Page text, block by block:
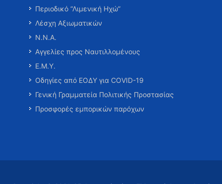
Περιοδικό “Λιμενική Ηχώ”
Λέσχη Αξιωματικών
Ν.Ν.Α.
Αγγελίες προς Ναυτιλλομένους
Ε.Μ.Υ.
Οδηγίες από ΕΟΔΥ για COVID-19
Γενική Γραμματεία Πολιτικής Προστασίας
Προσφορές εμπορικών παρόχων